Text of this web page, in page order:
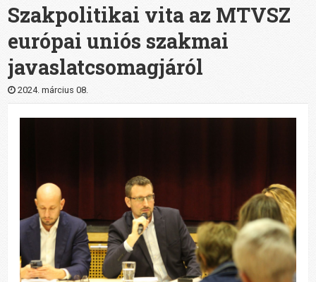
CSATLAKOZZ hozzánk!
Elérhetőségeink
1%
Segítsd a munkánkat!
Szakpolitikai vita az MTVSZ
európai uniós szakmai
javaslatcsomagjáról
2024. március 08.